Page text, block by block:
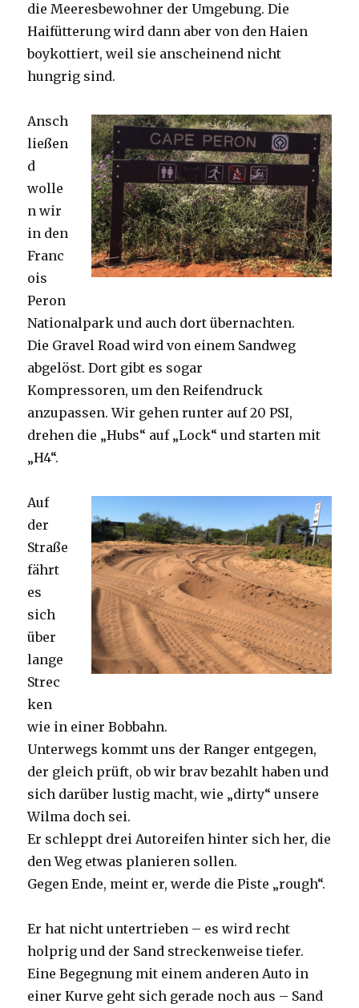
die Meeresbewohner der Umgebung. Die
Haifütterung wird dann aber von den Haien
boykottiert, weil sie anscheinend nicht
hungrig sind.
Ansch
ließen
d
wolle
n wir
in den
Franc
ois
Peron
Nationalpark und auch dort übernachten.
Die Gravel Road wird von einem Sandweg
abgelöst. Dort gibt es sogar
Kompressoren, um den Reifendruck
anzupassen. Wir gehen runter auf 20 PSI,
drehen die „Hubs“ auf „Lock“ und starten mit
„H4“.
Auf
der
Straße
fährt
es
sich
über
lange
Strec
ken
wie in einer Bobbahn.
Unterwegs kommt uns der Ranger entgegen,
der gleich prüft, ob wir brav bezahlt haben und
sich darüber lustig macht, wie „dirty“ unsere
Wilma doch sei.
Er schleppt drei Autoreifen hinter sich her, die
den Weg etwas planieren sollen.
Gegen Ende, meint er, werde die Piste „rough“.
Er hat nicht untertrieben – es wird recht
holprig und der Sand streckenweise tiefer.
Eine Begegnung mit einem anderen Auto in
einer Kurve geht sich gerade noch aus – Sand